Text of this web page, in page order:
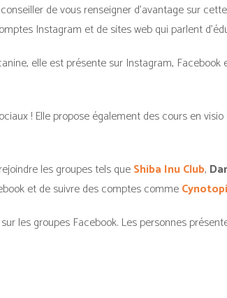
de vous renseigner d’avantage sur
Instagram et de sites web qui parlent
elle est présente sur Instagram,
! Elle propose également des cours en
les groupes tels queShiba Inu Club,
et de suivre des comptes comme
les groupes Facebook. Les personnes